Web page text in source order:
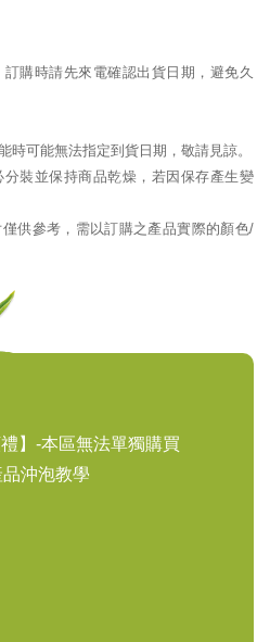
購時請先來電確認出貨日期，避免久
時可能無法指定到貨日期，敬請見諒。
裝並保持商品乾燥，若因保存產生變
供參考，需以訂購之產品實際的顏色/
】-本區無法單獨購買
沖泡教學